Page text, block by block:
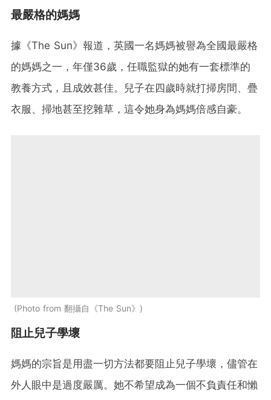
最嚴格的媽媽
據《The Sun》報道，英國一名媽媽被譽為全國最嚴格
的媽媽之一，年僅36歲，任職監獄的她有一套標準的
教養方式，且成效甚佳。兒子在四歲時就打掃房間、疊
衣服、掃地甚至挖雜草，這令她身為媽媽倍感自豪。
Photo from 翻攝自《The Sun》
阻止兒子學壞
媽媽的宗旨是用盡一切方法都要阻止兒子學壞，儘管在
外人眼中是過度嚴厲。她不希望成為一個不負責任和懶